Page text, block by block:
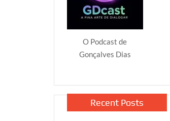
O Podcast de
Gonçalves Dias
Recent Posts